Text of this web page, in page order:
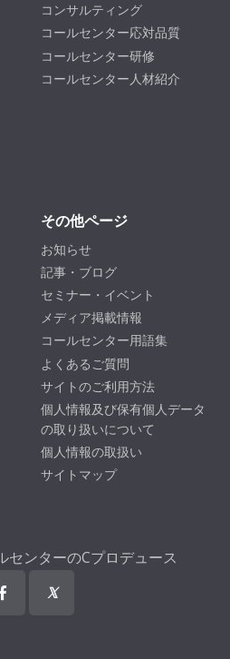
コンサルティング
コールセンター応対品質
コールセンター研修
コールセンター人材紹介
その他ページ
お知らせ
記事・ブログ
セミナー・イベント
メディア掲載情報
コールセンター用語集
よくあるご質問
サイトのご利用方法
個人情報及び保有個人データ
の取り扱いについて
個人情報の取扱い
サイトマップ
ンターのCプロデュース